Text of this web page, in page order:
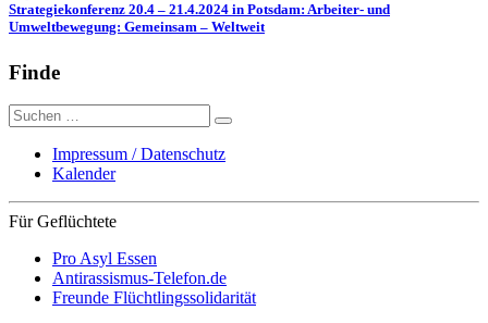
Strategiekonferenz 20.4 – 21.4.2024 in Potsdam: Arbeiter- und
Umweltbewegung: Gemeinsam – Weltweit
Finde
Suche
nach:
Impressum / Datenschutz
Kalender
Für Geflüchtete
Pro Asyl Essen
Antirassismus-Telefon.de
Freunde Flüchtlingssolidarität